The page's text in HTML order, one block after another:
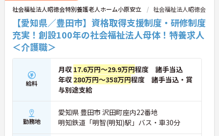
社会福祉法人昭徳会特別養護老人ホーム小原安立 社会福祉法人昭徳会
【愛知県／豊田市】資格取得支援制度・研修制度
充実！創設100年の社会福祉法人母体！特養求人
＜介護職＞
給料
月収 17.6万円～29.9万円程度 諸手当込
年収 280万円～358万円程度 諸手当込・賞
与別途支給
勤務地
愛知県 豊田市 沢田町座内22番地
明知鉄道「明智(明知)駅」バス・車30分